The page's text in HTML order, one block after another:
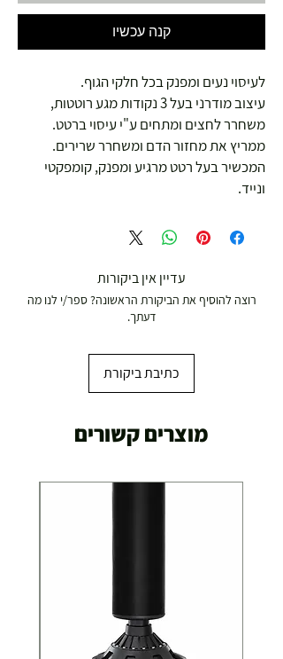
קנה עכשיו
לעיסוי נעים ומפנק בכל חלקי הגוף.
עיצוב מודרני בעל 3 נקודות מגע רוטטות,
משחרר לחצים ומתחים ע"י עיסוי ברטט.
ממריץ את מחזור הדם ומשחרר שרירים.
המכשיר בעל רטט מרגיע ומפנק, קומפקטי
ונייד.
עדיין אין ביקורות
רוצה להוסיף את הביקורת הראשונה? ספר/י לנו מה
דעתך.
כתיבת ביקורת
מוצרים קשורים